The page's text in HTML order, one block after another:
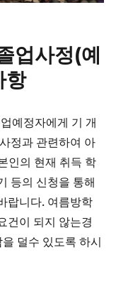
업사정(예
항
예정자에게 기 개
정과 관련하여 아
인의 현재 취득 학
등의 신청을 통해
랍니다. 여름방학
건이 되지 않는경
덜수 있도록 하시